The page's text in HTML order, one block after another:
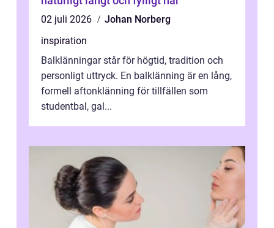
02 juli 2026
Johan Norberg
inspiration
Balklänningar står för högtid, tradition och
personligt uttryck. En balklänning är en lång,
formell aftonklänning för tillfällen som
studentbal, gal...